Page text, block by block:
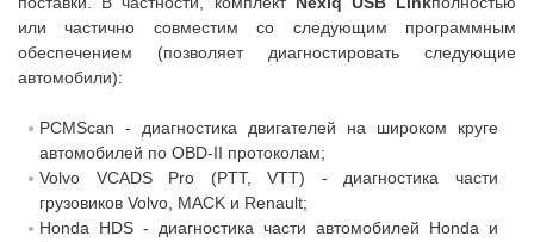
или частично совместим со следующим программным
обеспечением (позволяет диагностировать следующие
автомобили):
PCMScan - диагностика двигателей на широком круге
автомобилей по OBD-II протоколам;
Volvo VCADS Pro (PTT, VTT) - диагностика части
грузовиков Volvo, MACK и Renault;
Honda HDS - диагностика части автомобилей Honda и